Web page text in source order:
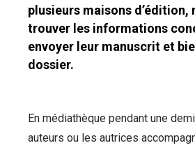
plusieurs maisons d’édition,
trouver les informations
envoyer leur manuscrit et
dossier.
En médiathèque pendant une
auteurs ou les autrices